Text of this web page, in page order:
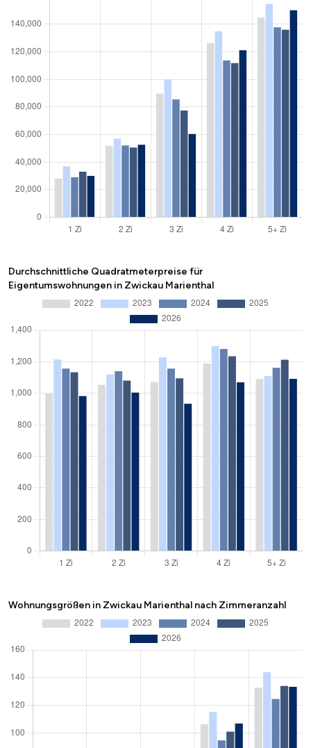
Durchschnittliche Quadratmeterpreise für
Eigentumswohnungen in Zwickau Marienthal
Wohnungsgrößen in Zwickau Marienthal nach Zimmeranzahl